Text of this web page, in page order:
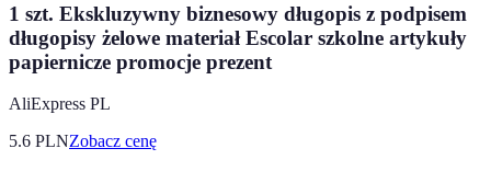
1 szt. Ekskluzywny biznesowy długopis z podpisem
długopisy żelowe materiał Escolar szkolne artykuły
papiernicze promocje prezent
AliExpress PL
5.6 PLNZobacz cenę